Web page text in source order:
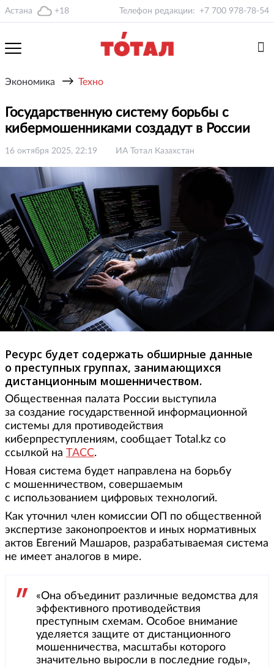
Астана +18 Телефон редакции: +7 700 978-78-54
Экономика → Техно
Государственную систему борьбы с
кибермошенниками создадут в России
16 октября 2025, 22:19 ИА Тотал Казахстан
Ресурс будет содержать обширные данные
о преступных группах, занимающихся
дистанционным мошенничеством.
Общественная палата России выступила
за создание государственной информационной
системы для противодействия
киберпреступлениям, сообщает Total.kz со
ссылкой на ТАСС.
Новая система будет направлена на борьбу
с мошенничеством, совершаемым
с использованием цифровых технологий.
Как уточнил член комиссии ОП по общественной
экспертизе законопроектов и иных нормативных
актов Евгений Машаров, разрабатываемая система
не имеет аналогов в мире.
«Она объединит различные ведомства для
эффективного противодействия
преступным схемам. Особое внимание
уделяется защите от дистанционного
мошенничества, масштабы которого
значительно выросли в последние годы»,